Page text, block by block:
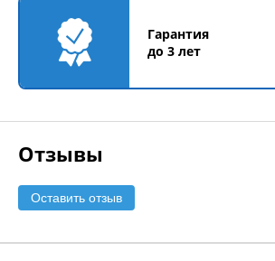
Гарантия
до 3 лет
Отзывы
Оставить отзыв